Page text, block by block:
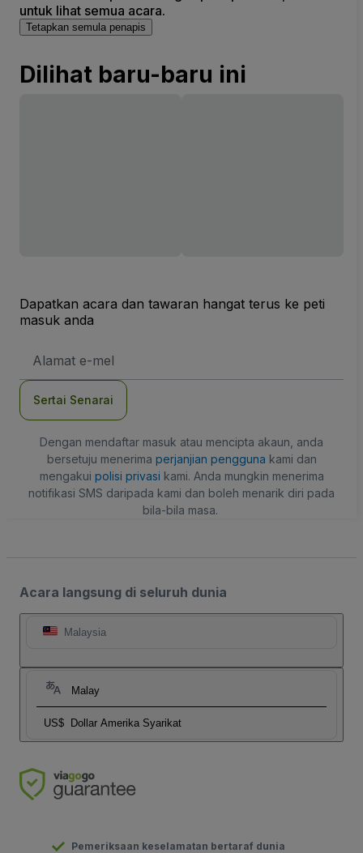
untuk lihat semua acara.
Tetapkan semula penapis
Dilihat baru-baru ini
Dapatkan acara dan tawaran hangat terus ke peti
masuk anda
E-
Sertai Senarai
Dengan mendaftar masuk atau mencipta akaun, anda
bersetuju menerima perjanjian pengguna kami dan
mengakui polisi privasi kami. Anda mungkin menerima
notifikasi SMS daripada kami dan boleh menarik diri pada
bila-bila masa.
Acara langsung di seluruh dunia
Malaysia
Malay
US$ Dollar Amerika Syarikat
Pemeriksaan keselamatan bertaraf dunia